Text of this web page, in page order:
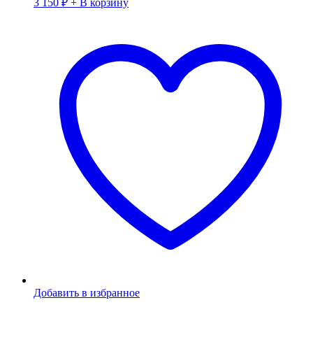
3 150 ₽ + В корзину
Добавить в избранное